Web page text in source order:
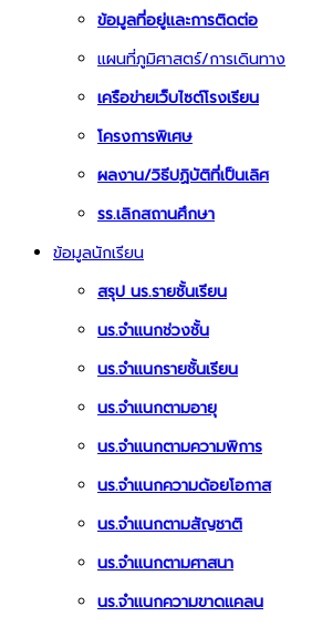
ข้อมูลที่อยู่และการติดต่อ
แผนที่ภูมิศาสตร์/การเดินทาง
เครือข่ายเว็บไซต์โรงเรียน
โครงการพิเศษ
ผลงาน/วิธีปฏิบัติที่เป็นเลิศ
รร.เลิกสถานศึกษา
ข้อมูลนักเรียน
สรุป นร.รายชั้นเรียน
นร.จำแนกช่วงชั้น
นร.จำแนกรายชั้นเรียน
นร.จำแนกตามอายุ
นร.จำแนกตามความพิการ
นร.จำแนกความด้อยโอกาส
นร.จำแนกตามสัญชาติ
นร.จำแนกตามศาสนา
นร.จำแนกความขาดแคลน